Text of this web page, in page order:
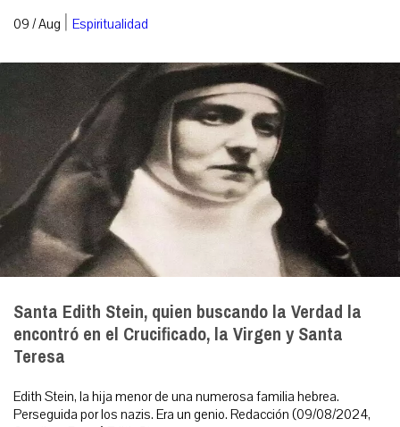
09 / Aug | Espiritualidad
Santa Edith Stein, quien buscando la Verdad la
encontró en el Crucificado, la Virgen y Santa
Teresa
Edith Stein, la hija menor de una numerosa familia hebrea.
Perseguida por los nazis. Era un genio. Redacción (09/08/2024,